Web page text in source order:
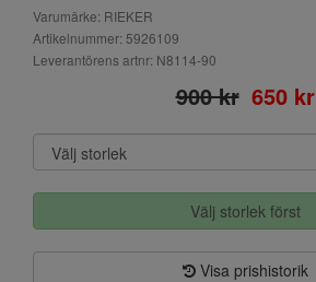
Varumärke: RIEKER
Artikelnummer: 5926109
Leverantörens artnr: N8114-90
900 kr 650 kr
Välj storlek först
Visa prishistorik